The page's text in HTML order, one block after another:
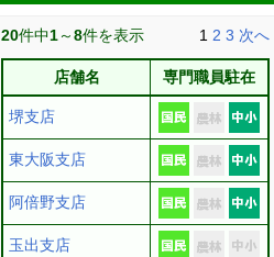
20件中1～8件を表示 1 2 3 次へ
店舗名 専門職員駐在
堺支店
東大阪支店
阿倍野支店
玉出支店